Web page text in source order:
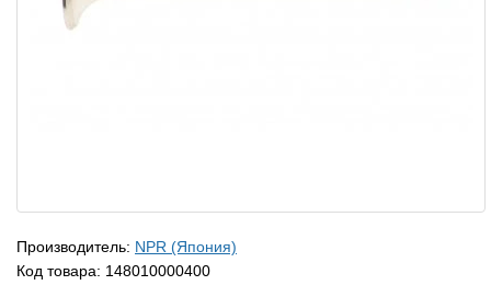
Производитель: NPR (Япония)
Код товара: 148010000400